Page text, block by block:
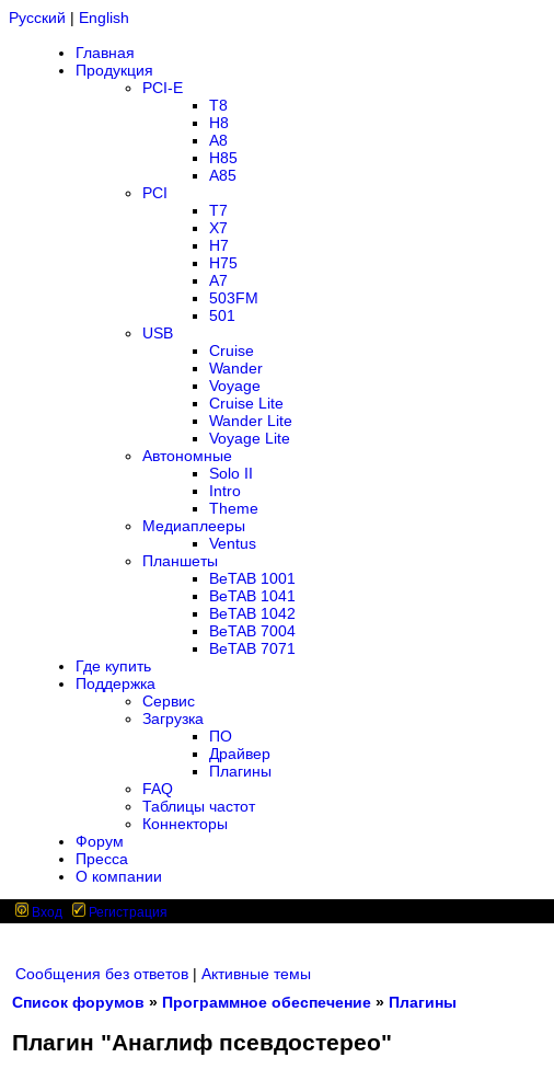
Русский | English
Главная
Продукция
PCI-E
T8
H8
A8
H85
A85
PCI
T7
X7
H7
H75
A7
503FM
501
USB
Cruise
Wander
Voyage
Cruise Lite
Wander Lite
Voyage Lite
Автономные
Solo II
Intro
Theme
Медиаплееры
Ventus
Планшеты
BeTAB 1001
BeTAB 1041
BeTAB 1042
BeTAB 7004
BeTAB 7071
Где купить
Поддержка
Сервис
Загрузка
ПО
Драйвер
Плагины
FAQ
Таблицы частот
Коннекторы
Форум
Пресса
О компании
Вход Регистрация
Сообщения без ответов | Активные темы
Список форумов » Программное обеспечение » Плагины
Плагин "Анаглиф псевдостерео"